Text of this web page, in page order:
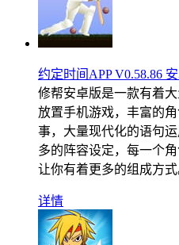
约定时间APP V0.58.86
修帮安卓版是一款有着
放置手机游戏，丰富的
事，大量现代化的语句
多的阵容设定，每一个
让你有着更多的组成方式
详情